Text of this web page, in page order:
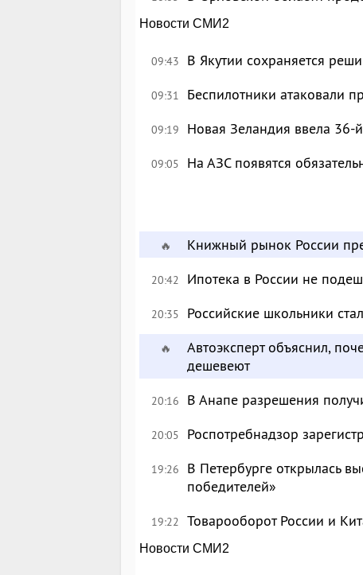
Новости СМИ2
09:43 В Якутии сохраняется
09:31 Беспилотники атаковали
09:19 Новая Зеландия ввела 36-
09:05 На АЗС появятся
🔥 Книжный рынок России
20:42 Ипотека в России не
20:35 Российские школьники
🔥
Автоэксперт объяснил,
дешевеют
20:16 В Анапе разрешения
20:05 Роспотребнадзор
19:26
В Петербурге открылась
победителей»
19:22 Товарооборот России и
Новости СМИ2